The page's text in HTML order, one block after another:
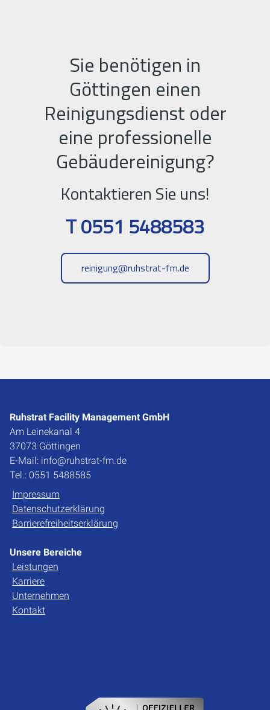
Sie benötigen in
Göttingen einen
Reinigungsdienst oder
eine professionelle
Gebäudereinigung?
Kontaktieren Sie uns!
T 0551 5488583
reinigung@ruhstrat-fm.de
Ruhstrat Facility Management GmbH
Am Leinekanal 4
37073 Göttingen
E-Mail: info@ruhstrat-fm.de
Tel.: 0551 5488585
Impressum
Datenschutzerklärung
Barrierefreiheitserklärung
Unsere Bereiche
Leistungen
Karriere
Unternehmen
Kontakt